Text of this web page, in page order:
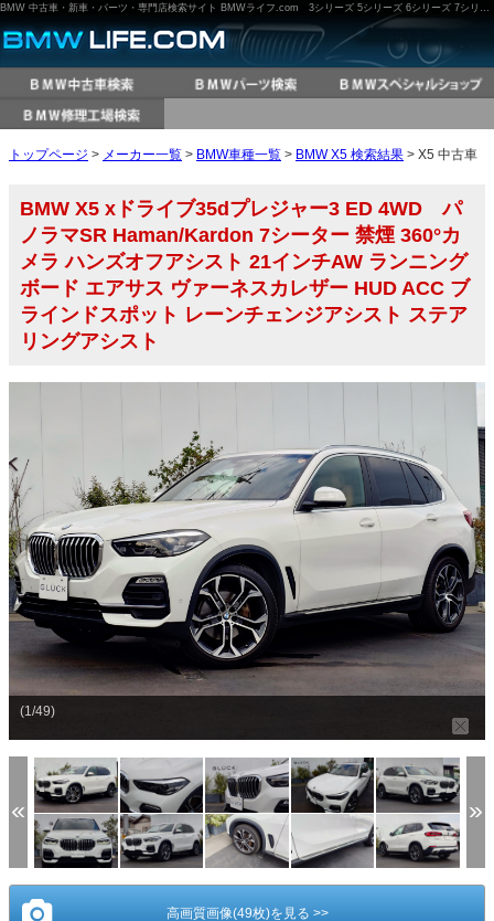
BMW 中古車・新車・パーツ・専門店検索サイト BMWライフ.com 3シリーズ 5シリーズ 6シリーズ 7シリーズ M3 M5 X3 X5 など
トップページ > メーカー一覧 > BMW車種一覧 > BMW X5 検索結果 > X5 中古車
BMW X5 xドライブ35dプレジャー3 ED 4WD パ
ノラマSR Haman/Kardon 7シーター 禁煙 360°カ
メラ ハンズオフアシスト 21インチAW ランニング
ボード エアサス ヴァーネスカレザー HUD ACC ブ
ラインドスポット レーンチェンジアシスト ステア
リングアシスト
(1/49)
高画質画像(49枚)を見る >>